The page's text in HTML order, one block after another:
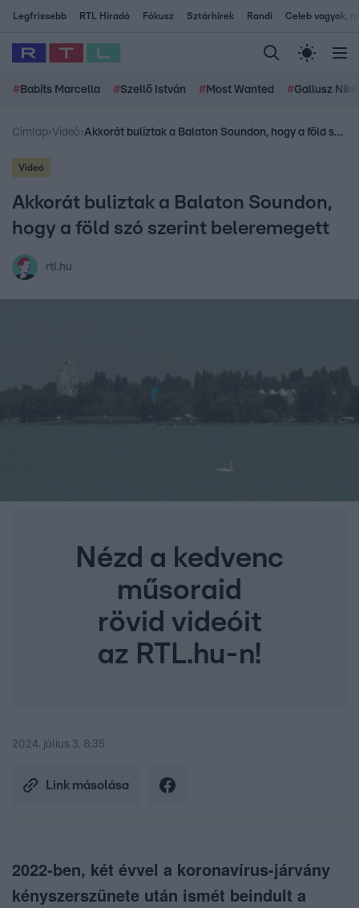
Legfrissebb RTL Híradó Fókusz Sztárhírek Randi Celeb vagyok,
# Babits Marcella #Szellő István # Most Wanted #Gallusz
Címlap›Videó› Akkorát buliztak a Balaton Soundon, hogy a föld szó szerint beleremegett
Videó
Akkorát buliztak a Balaton Soundon,
hogy a föld szó szerint beleremegett
rtl.hu
Nézd a kedvenc
műsoraid
rövid videóit
az RTL.hu-n!
2024. július 3. 8:35
Link másolása
2022-ben, két évvel a koronavírus-járvány
kényszerszünete után ismét beindult a